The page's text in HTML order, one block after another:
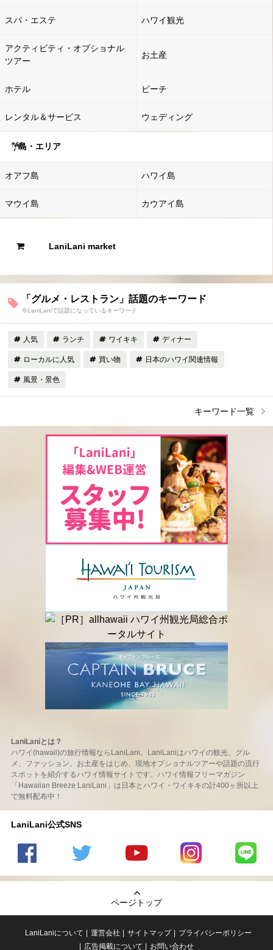
スパ・エステ ハワイ観光
アクティビティ・オプショナル
ツアー
お土産
ホテル ビーチ
レンタル＆サービス ウェディング
島・エリア
オアフ島 ハワイ島
マウイ島 カウアイ島
LaniLani market
「グルメ・レストラン」話題のキーワード
今LaniLaniで話題になっているキーワード
人気 ランチ ワイキキ ディナー
ローカルに人気 買い物 日本のハワイ関連情報
風景・景色
キーワード一覧
LaniLaniとは？
ハワイ(hawaii)の旅行情報ならLaniLani。LaniLaniはハワイの観光、グル
メ、ファッション、お土産をはじめ、現地オプショナルツアーや話題の流行
スポットを紹介するハワイ情報サイトです。ハワイ情報フリーマガジン
「Hawaiian Breeze LaniLani」は日本とハワイ・ワイキキの計400ヶ所以上
で無料配布中！
LaniLani公式SNS
の
のtwitter
の
Youtube
チャンネ
LaniLani
LaniLani
ページトップ
LaniLaniについて 運営会社 サイトマップ
プライバシーポリシー
広告掲載について
お問い合わせ